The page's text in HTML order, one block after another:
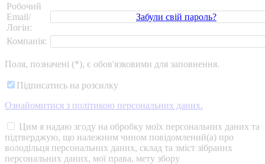
Забули свій пароль?
Робочий
Email/
Логін:
Компанія:
Поля, позначені (*), є обов'язковими для заповнення.
Підписатись на розсилку
Ознайомитися з політикою персональних даних.
Цим я надаю згоду на обробку моїх персональних даних та
підтверджую, що належним чином повідомлений(а) про
володільця персональних даних, склад та зміст зібраних
персональних даних, мої права, мету збору